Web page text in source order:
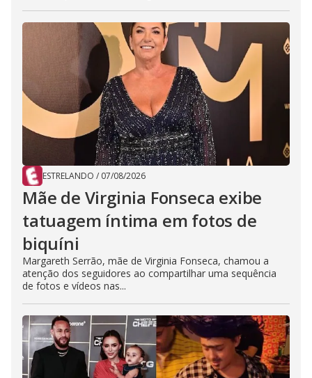
ESTRELANDO / 07/08/2026
Mãe de Virginia Fonseca exibe
tatuagem íntima em fotos de
biquíni
Margareth Serrão, mãe de Virginia Fonseca, chamou a
atenção dos seguidores ao compartilhar uma sequência
de fotos e vídeos nas...